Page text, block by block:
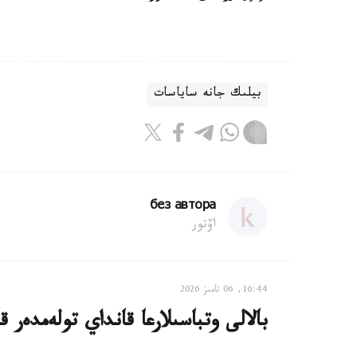
بيلىك جانە ساياسات
без автора
اۆتور
16:44, 06 تامىز 2026
بالالى وتباسىلارعا قانداي تولەمدەر